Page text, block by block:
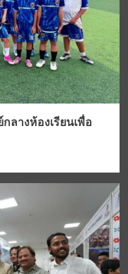
ลางห้องเรียนเพื่อ